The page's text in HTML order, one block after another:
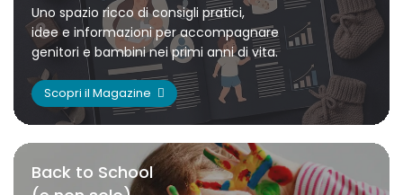
Uno spazio ricco di consigli pratici,
idee e informazioni per accompagnare
genitori e bambini nei primi anni di vita.
Scopri il Magazine
Back to School